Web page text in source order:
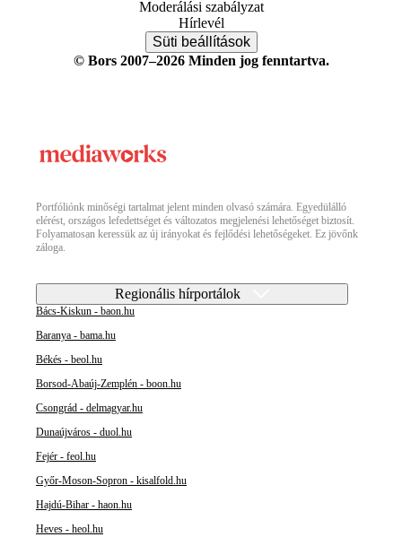
Moderálási szabályzat
Hírlevél
Süti beállítások
© Bors 2007–2026 Minden jog fenntartva.
Portfóliónk minőségi tartalmat jelent minden olvasó számára. Egyedülálló
elérést, országos lefedettséget és változatos megjelenési lehetőséget biztosít.
Folyamatosan keressük az új irányokat és fejlődési lehetőségeket. Ez jövőnk
záloga.
Regionális hírportálok
Bács-Kiskun - baon.hu
Baranya - bama.hu
Békés - beol.hu
Borsod-Abaúj-Zemplén - boon.hu
Csongrád - delmagyar.hu
Dunaújváros - duol.hu
Fejér - feol.hu
Győr-Moson-Sopron - kisalfold.hu
Hajdú-Bihar - haon.hu
Heves - heol.hu